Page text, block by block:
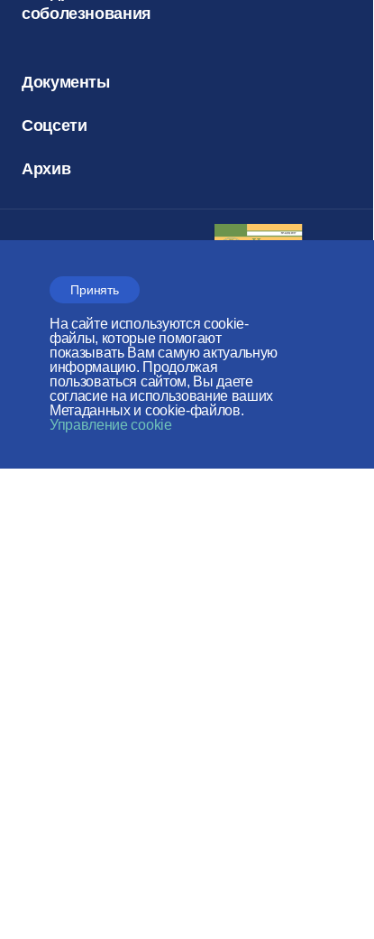
Принять
На сайте используются cookie-
файлы, которые помогают
показывать Вам самую актуальную
информацию. Продолжая
пользоваться сайтом, Вы даете
согласие на использование ваших
Метаданных и cookie-файлов.
Управление cookie
соболезнования
Документы
Соцсети
Архив
журнал
«Церковь и
Время»
Отдел внешних церковных
связей